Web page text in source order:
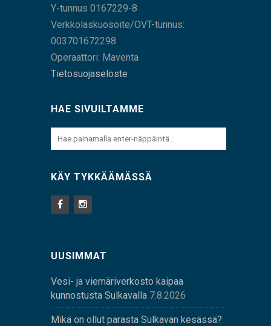
Y-tunnus 0167229-8
Verkkolaskuosoite/OVT-tunnus:
003701672298
Operaattori: Maventa
Tietosuojaseloste
HAE SIVUILTAMME
KÄY TYKKÄÄMÄSSÄ
UUSIMMAT
Vesi- ja viemäriverkosto kaipaa
kunnostusta Sulkavalla 7.8.2026
Mikä on ollut parasta Sulkavan kesässä?